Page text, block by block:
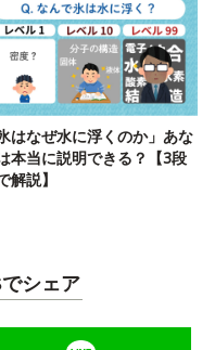
氷はなぜ水に浮くのか」あな
本当に説明できる？【3段
解説】
シェア